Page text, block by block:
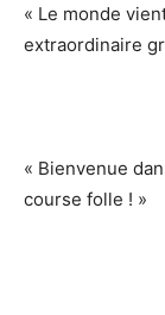
« Le monde
extraordinaire
« Bienvenue
course folle ! »